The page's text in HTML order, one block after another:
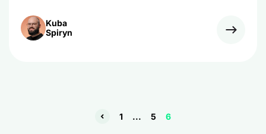
Kuba
Spiryn
1 ... 5 6